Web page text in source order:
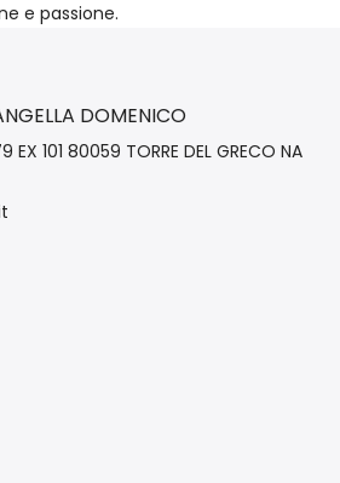
e passione.
DOMENICO
EX 101 80059 TORRE DEL GRECO NA